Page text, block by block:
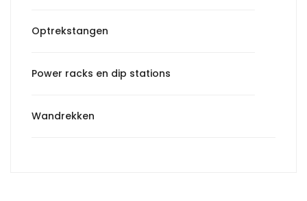
Optrekstangen
Power racks en dip stations
Wandrekken